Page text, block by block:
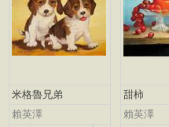
米格魯兄弟
賴英澤
甜柿
賴英澤